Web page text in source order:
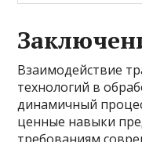
Взаимодействие
технологий в
динамичный
ценные навыки